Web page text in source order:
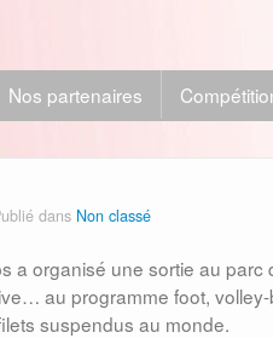
Nos partenaires
dans Non classé
a organisé une sortie au parc
au programme foot,
suspendus au monde.